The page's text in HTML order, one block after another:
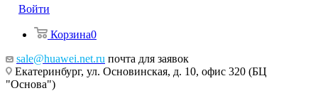
Войти
Корзина0
sale@huawei.net.ru почта для заявок
Екатеринбург, ул. Основинская, д. 10, офис 320 (БЦ
"Основа")